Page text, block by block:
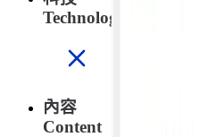
Technology
內容
Content